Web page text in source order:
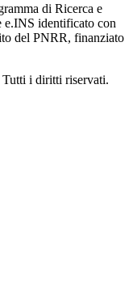
di Ricerca e
e.INS identificato con
del PNRR, finanziato
i diritti riservati.